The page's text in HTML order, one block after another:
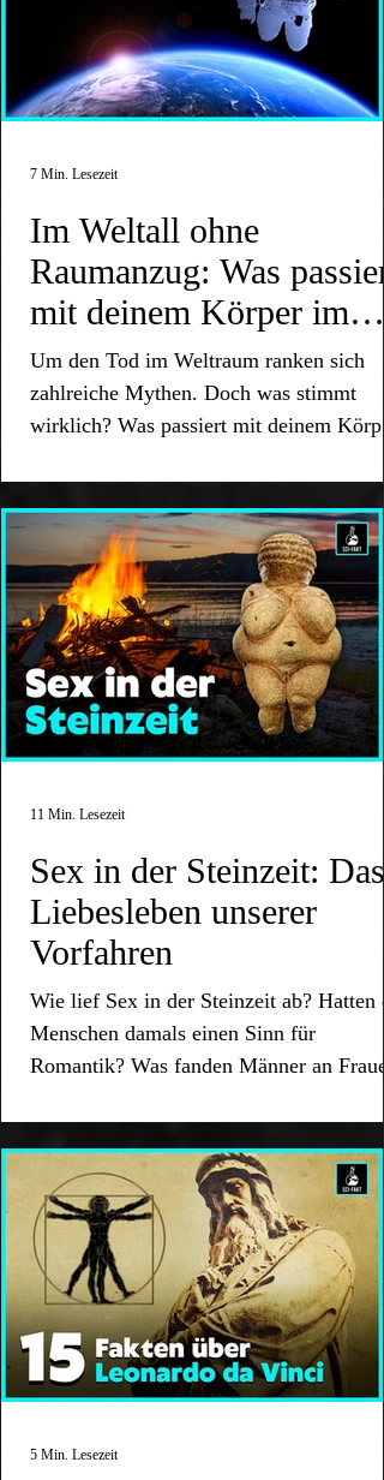
Im Weltall ohne
Raumanzug: Was passiert
mit deinem Körper im
Vakuum?
Um den Tod im Weltraum ranken sich
zahlreiche Mythen. Doch was stimmt
wirklich? Was passiert mit deinem
7 Min. Lesezeit
Sex in der Steinzeit: Das
Liebesleben unserer
Vorfahren
Wie lief Sex in der Steinzeit ab? Hatten
Menschen damals einen Sinn für
Romantik? Was fanden Männer an
11 Min. Lesezeit
5 Min. Lesezeit